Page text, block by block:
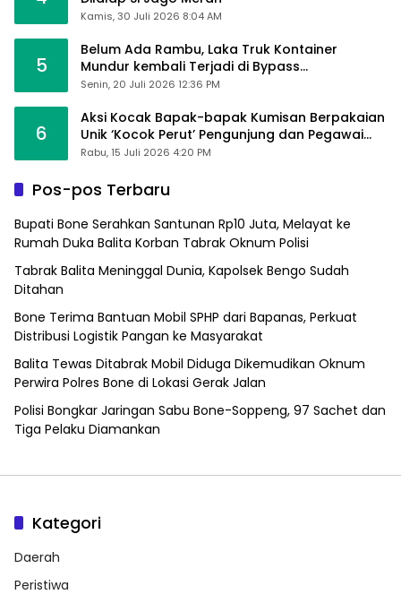
Kamis, 30 Juli 2026 8:04 AM
5
Belum Ada Rambu, Laka Truk Kontainer
Mundur kembali Terjadi di Bypass
Sumpallabbu
Senin, 20 Juli 2026 12:36 PM
6
Aksi Kocak Bapak-bapak Kumisan Berpakaian
Unik ‘Kocok Perut’ Pengunjung dan Pegawai
Alfamart, Ngaku Aktifkan Layar Sentuh Atm
Rabu, 15 Juli 2026 4:20 PM
Pos-pos Terbaru
Bupati Bone Serahkan Santunan Rp10 Juta, Melayat ke
Rumah Duka Balita Korban Tabrak Oknum Polisi
Tabrak Balita Meninggal Dunia, Kapolsek Bengo Sudah
Ditahan
Bone Terima Bantuan Mobil SPHP dari Bapanas, Perkuat
Distribusi Logistik Pangan ke Masyarakat
Balita Tewas Ditabrak Mobil Diduga Dikemudikan Oknum
Perwira Polres Bone di Lokasi Gerak Jalan
Polisi Bongkar Jaringan Sabu Bone-Soppeng, 97 Sachet dan
Tiga Pelaku Diamankan
Kategori
Daerah
Peristiwa